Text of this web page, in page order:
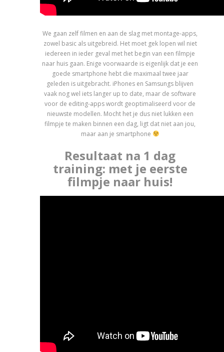
We gaan zelf filmen en aan de slag met montage-apps,
zowel basic als uitgebreid. Het moet gek lopen wil niet
iedereen in ieder geval met het begin van een filmpje
naar huis gaan. Enige voorwaarde is eigenlijk dat je een
goede smartphone hebt die maximaal twee jaar
geleden is uitgebracht. iPhones en Samsungs blijven
vaak nog wel iets langer up to date, maar de software
voor de editing-apps wordt geoptimaliseerd voor de
nieuwste modellen. Mocht het je dus niet lukken een
filmpje te maken binnen een dag, ligt dat niet aan jou,
maar aan je smartphone
Resultaat na 1 dag
training: met je eerste
filmpje naar huis!